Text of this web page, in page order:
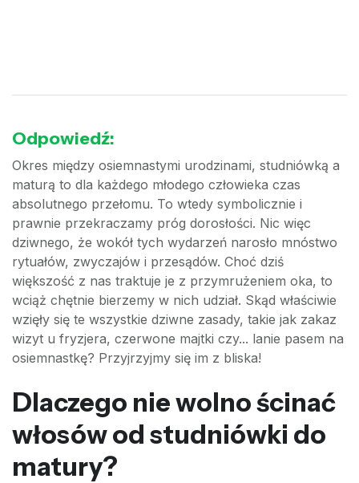
Odpowiedź:
Okres między osiemnastymi urodzinami, studniówką a
maturą to dla każdego młodego człowieka czas
absolutnego przełomu. To wtedy symbolicznie i
prawnie przekraczamy próg dorosłości. Nic więc
dziwnego, że wokół tych wydarzeń narosło mnóstwo
rytuałów, zwyczajów i przesądów. Choć dziś
większość z nas traktuje je z przymrużeniem oka, to
wciąż chętnie bierzemy w nich udział. Skąd właściwie
wzięły się te wszystkie dziwne zasady, takie jak zakaz
wizyt u fryzjera, czerwone majtki czy... lanie pasem na
osiemnastkę? Przyjrzyjmy się im z bliska!
Dlaczego nie wolno ścinać
włosów od studniówki do
matury?